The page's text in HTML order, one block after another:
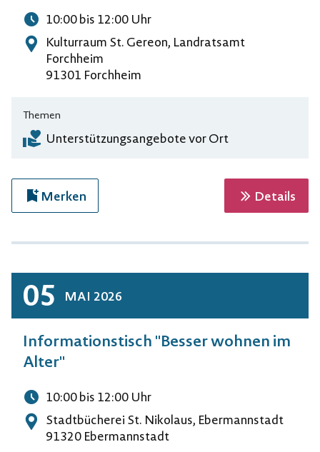
Uhrzeit
10:00bis 12:00 Uhr
Adresse
Kulturraum St. Gereon, Landratsamt
Forchheim
91301 Forchheim
Themen
Unterstützungsangebote vor Ort
Merken Details
Informationstisch "Besser wohnen im
Alter"
05 MAI 2026
Uhrzeit
10:00bis 12:00 Uhr
Adresse
Stadtbücherei St. Nikolaus, Ebermannstadt
91320 Ebermannstadt